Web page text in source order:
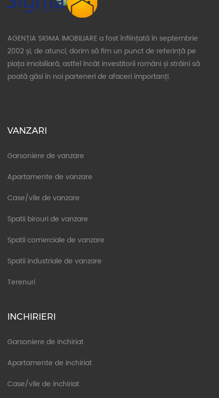
AGENȚIA SIGMA IMOBILIARE a fost înființată în septembrie
2002 și, de atunci, dorim să fim un punct de referință pe
piața imobiliară, astfel încât investitorii români și străini să
poată găsi în noi parteneri de afaceri importanți.
VANZARI
Garsoniere de vanzare
Apartamente de vanzare
Case/vile de vanzare
Spatii birouri de vanzare
Spatii comerciale de vanzare
Spatii industriale de vanzare
Terenuri
INCHIRIERI
Garsoniere de inchiriat
Apartamente de inchiriat
Case/vile de inchiriat